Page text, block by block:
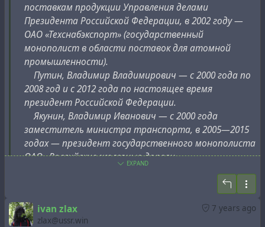
поддержке бизнеса, по опубликованным Bloomberg
данным[4], позднее подтверждённым Reuters со
ссылкой на А. И. Акимова[5] — зять Владимира
Путина[6].
Мячин, Виктор Евгеньевич — в 1999—2004 гг.
генеральный директор банка «Россия», с 2004 г.
руководитель инвестиционной компании «Аброс».
Фурсенко, Сергей Александрович — генеральный
директор (2008) и президент (2008—2010)
Национальной медиагруппы, в 2010—2012 гг.
президент Российского футбольного союза.
Фурсенко, Андрей Александрович — в 2004—2012
годах министр образования и науки РФ, с 2012 г.
помощник президента Российской Федерации.
поставкам продукции Управления делами
Президента Российской Федерации, в 2002 году —
ОАО «Техснабэкспорт» (государственный
монополист в области поставок для атомной
промышленности).
Путин, Владимир Владимирович — с 2000 года по
2008 год и с 2012 года по настоящее время
президент Российской Федерации.
Якунин, Владимир Иванович — с 2000 года
заместитель министра транспорта, в 2005—2015
годах — президент государственного монополиста
ОАО «Российские железные дороги».
Сын Виктор — директор по юридическим
вопросам российского филиала компании Gunvor.
EXPAND
7 years ago
ivan zlax
zlax@ussr.win